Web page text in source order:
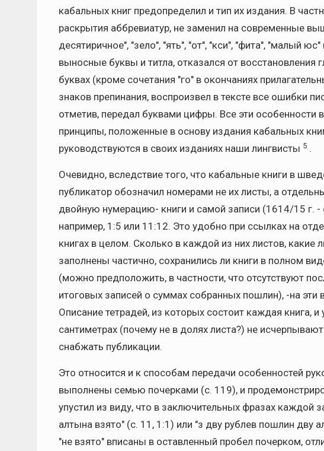
кабальных книг предопределил и тип их издания. В
раскрытия аббревиатур, не заменил на современные
десятиричное", "зело", "ять", "от", "кси", "фита", "малый
выносные буквы и титла, отказался от восстановления
буквах (кроме сочетания "го" в окончаниях
знаков препинания, воспроизвел в тексте все ошибки
отметив, передал буквами цифры. Все эти особенности
принципы, положенные в основу издания кабальных
руководствуются в своих изданиях наши лингвисты 5 .
Очевидно, вследствие того, что кабальные книги в
публикатор обозначил номерами не их листы, а
двойную нумерацию- книги и самой записи (1614/15 г.
например, 1:5 или 11:12. Это удобно при ссылках на
книгах в целом. Сколько в каждой из них листов, какие
заполнены частично, сохранились ли книги в полном
(можно предположить, в частности, что отсутствуют
итоговых записей о суммах собранных пошлин), -на эти
Описание тетрадей, из которых состоит каждая книга, и
сантиметрах (почему не в долях листа?) не
снабжать публикации.
Это относится и к способам передачи особенностей
выполнены семью почерками (с. 119), и
упустил из виду, что в заключительных фразах каждой
алтына взято" (с. 11, 1:1) или "з дву рублев пошлин дву
"не взято" вписаны в оставленный пробел почерком,